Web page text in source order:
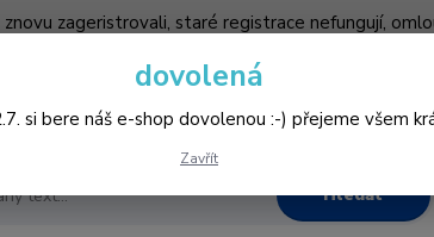
zageristrovali, staré registrace nefungují,
Hledat
dovolená
si bere náš e-shop dovolenou :-) přejeme všem
Zavřít